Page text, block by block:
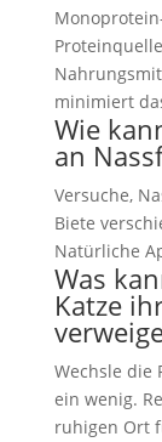
minimiert
Wie
an
Versuche,
Biete
Natürliche
Was
Katze
Wechsle die
ein wenig.
ruhigen Ort